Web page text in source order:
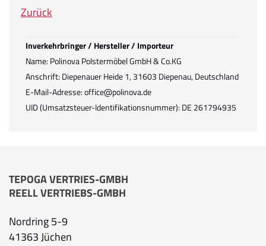
Zurück
Inverkehrbringer / Hersteller / Importeur
Name: Polinova Polstermöbel GmbH & Co.KG
Anschrift: Diepenauer Heide 1, 31603 Diepenau, Deutschland
E-Mail-Adresse: office@polinova.de
UID (Umsatzsteuer-Identifikationsnummer): DE 261794935
TEPOGA VERTRIES-GMBH
REELL VERTRIEBS-GMBH
Nordring 5-9
41363 Jüchen